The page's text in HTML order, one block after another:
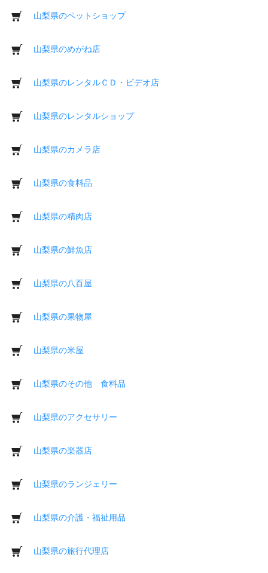
山梨県のペットショップ
山梨県のめがね店
山梨県のレンタルＣＤ・ビデオ店
山梨県のレンタルショップ
山梨県のカメラ店
山梨県の食料品
山梨県の精肉店
山梨県の鮮魚店
山梨県の八百屋
山梨県の果物屋
山梨県の米屋
山梨県のその他 食料品
山梨県のアクセサリー
山梨県の楽器店
山梨県のランジェリー
山梨県の介護・福祉用品
山梨県の旅行代理店